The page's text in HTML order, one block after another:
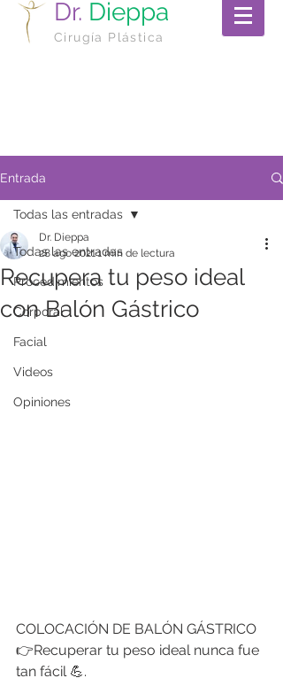
Dr. Dieppa
Cirugía Plástica
Entrada
Todas las entradas
Procedimientos
Corporal
Facial
Videos
Opiniones
Todas las entradas
Recupera tu peso ideal
con Balón Gástrico
Dr. Dieppa
28 ago 20211 min de lectura
COLOCACIÓN DE BALÓN GÁSTRICO
👉Recuperar tu peso ideal nunca fue
tan fácil 💪.